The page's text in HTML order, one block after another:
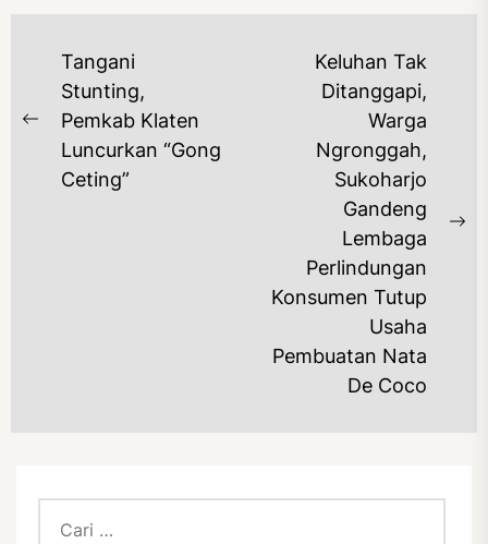
NAVIGASI
POS
Previous
post:
Tangani
Stunting,
Pemkab Klaten
Luncurkan “Gong
Ceting”
Keluhan Tak
Ditanggapi,
Warga
Ngronggah,
Sukoharjo
Gandeng
Lembaga
Perlindungan
Konsumen Tutup
Usaha
Pembuatan Nata
De Coco
untuk: